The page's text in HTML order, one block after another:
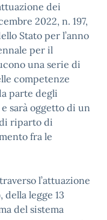
dei
2022, n. 197,
Stato per l’anno
per il
una serie di
competenze
parte degli
sarà oggetto di un
riparto di
fra le
l’attuazione
della legge 13
del sistema